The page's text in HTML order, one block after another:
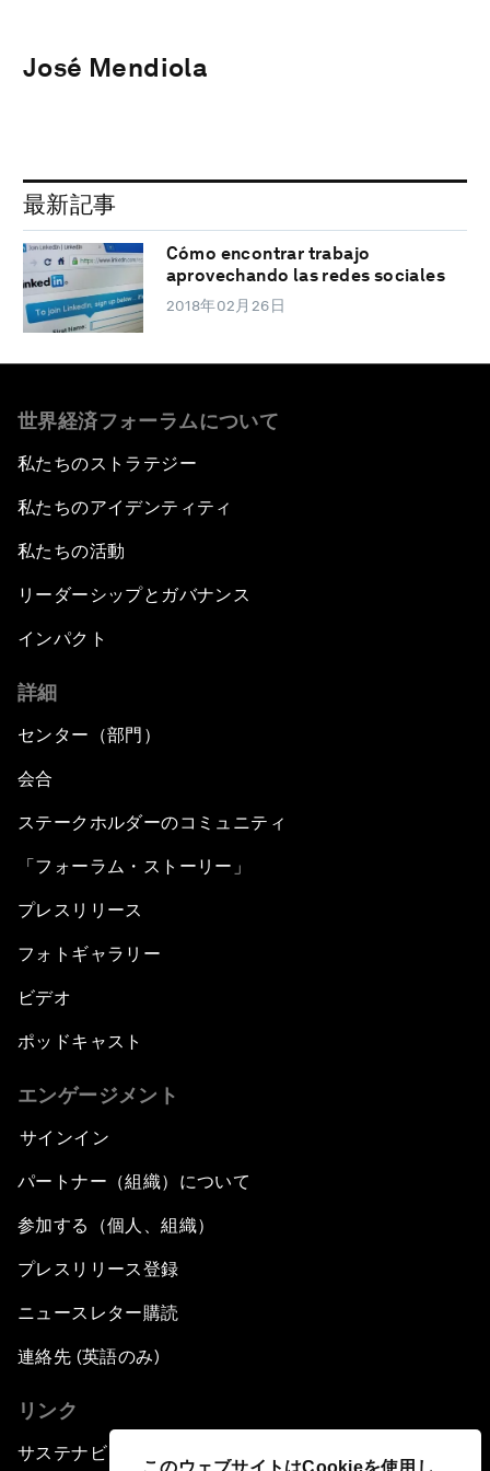
このウェブサイトはCookieを使用し
José Mendiola
最新記事
Cómo encontrar trabajo
aprovechando las redes sociales
2018年02月26日
世界経済フォーラムについて
私たちのストラテジー
私たちのアイデンティティ
私たちの活動
リーダーシップとガバナンス
インパクト
詳細
センター（部門）
会合
ステークホルダーのコミュニティ
「フォーラム・ストーリー」
プレスリリース
フォトギャラリー
ビデオ
ポッドキャスト
エンゲージメント
サインイン
パートナー（組織）について
参加する（個人、組織）
プレスリリース登録
ニュースレター購読
連絡先 (英語のみ)
リンク
サステナビリティへの取り組み